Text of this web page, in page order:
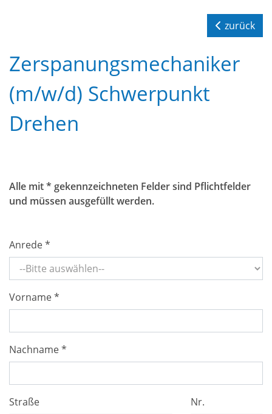
zurück
Zerspanungsmechaniker
(m/w/d) Schwerpunkt
Drehen
Alle mit * gekennzeichneten Felder sind Pflichtfelder
und müssen ausgefüllt werden.
Anrede *
Vorname *
Nachname *
Straße Nr.